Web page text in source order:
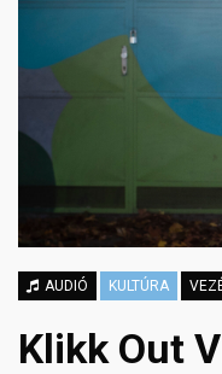
AUDIÓ KULTÚRA
Klikk Out